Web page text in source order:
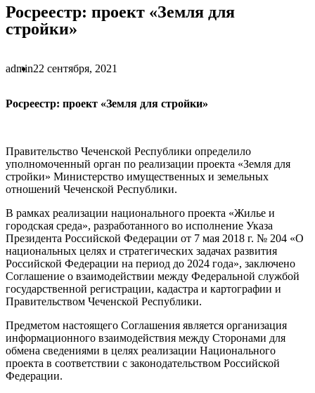
Росреестр: проект «Земля для
стройки»
admin22 сентября, 2021
Росреестр: проект «Земля для стройки»
Правительство Чеченской Республики определило
уполномоченный орган по реализации проекта «Земля для
стройки» Министерство имущественных и земельных
отношений Чеченской Республики.
В рамках реализации национального проекта «Жилье и
городская среда», разработанного во исполнение Указа
Президента Российской Федерации от 7 мая 2018 г. № 204 «О
национальных целях и стратегических задачах развития
Российской Федерации на период до 2024 года», заключено
Соглашение о взаимодействии между Федеральной службой
государственной регистрации, кадастра и картографии и
Правительством Чеченской Республики.
Предметом настоящего Соглашения является организация
информационного взаимодействия между Сторонами для
обмена сведениями в целях реализации Национального
проекта в соответствии с законодательством Российской
Федерации.